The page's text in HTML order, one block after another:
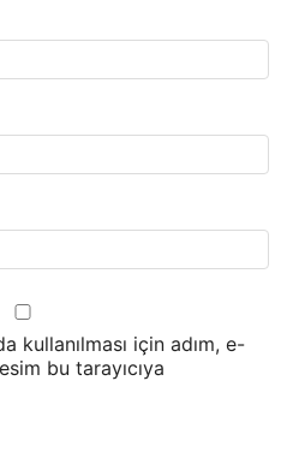
kullanılması için adım, e-
bu tarayıcıya